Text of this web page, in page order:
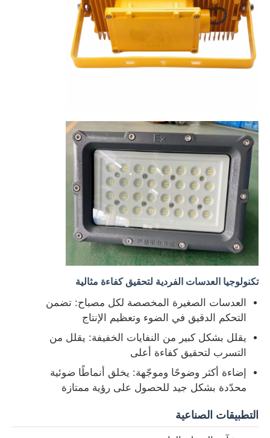
تكنولوجيا العدسات الفردية لتحقيق كفاءة مثالية
العدسات الصغيرة المخصصة لكل مصباح: تضمن
التحكم الدقيق في الضوء وتعظيم الإنتاج
يقلل بشكل كبير من النفايات الخفيفة: يقلل من
التسرب لتحقيق كفاءة أعلى
إضاءة أكثر وضوحًا وموجّهة: يخلق أنماطًا ضوئية
محدّدة بشكل جيد للحصول على رؤية ممتازة
التطبيقات الصناعية